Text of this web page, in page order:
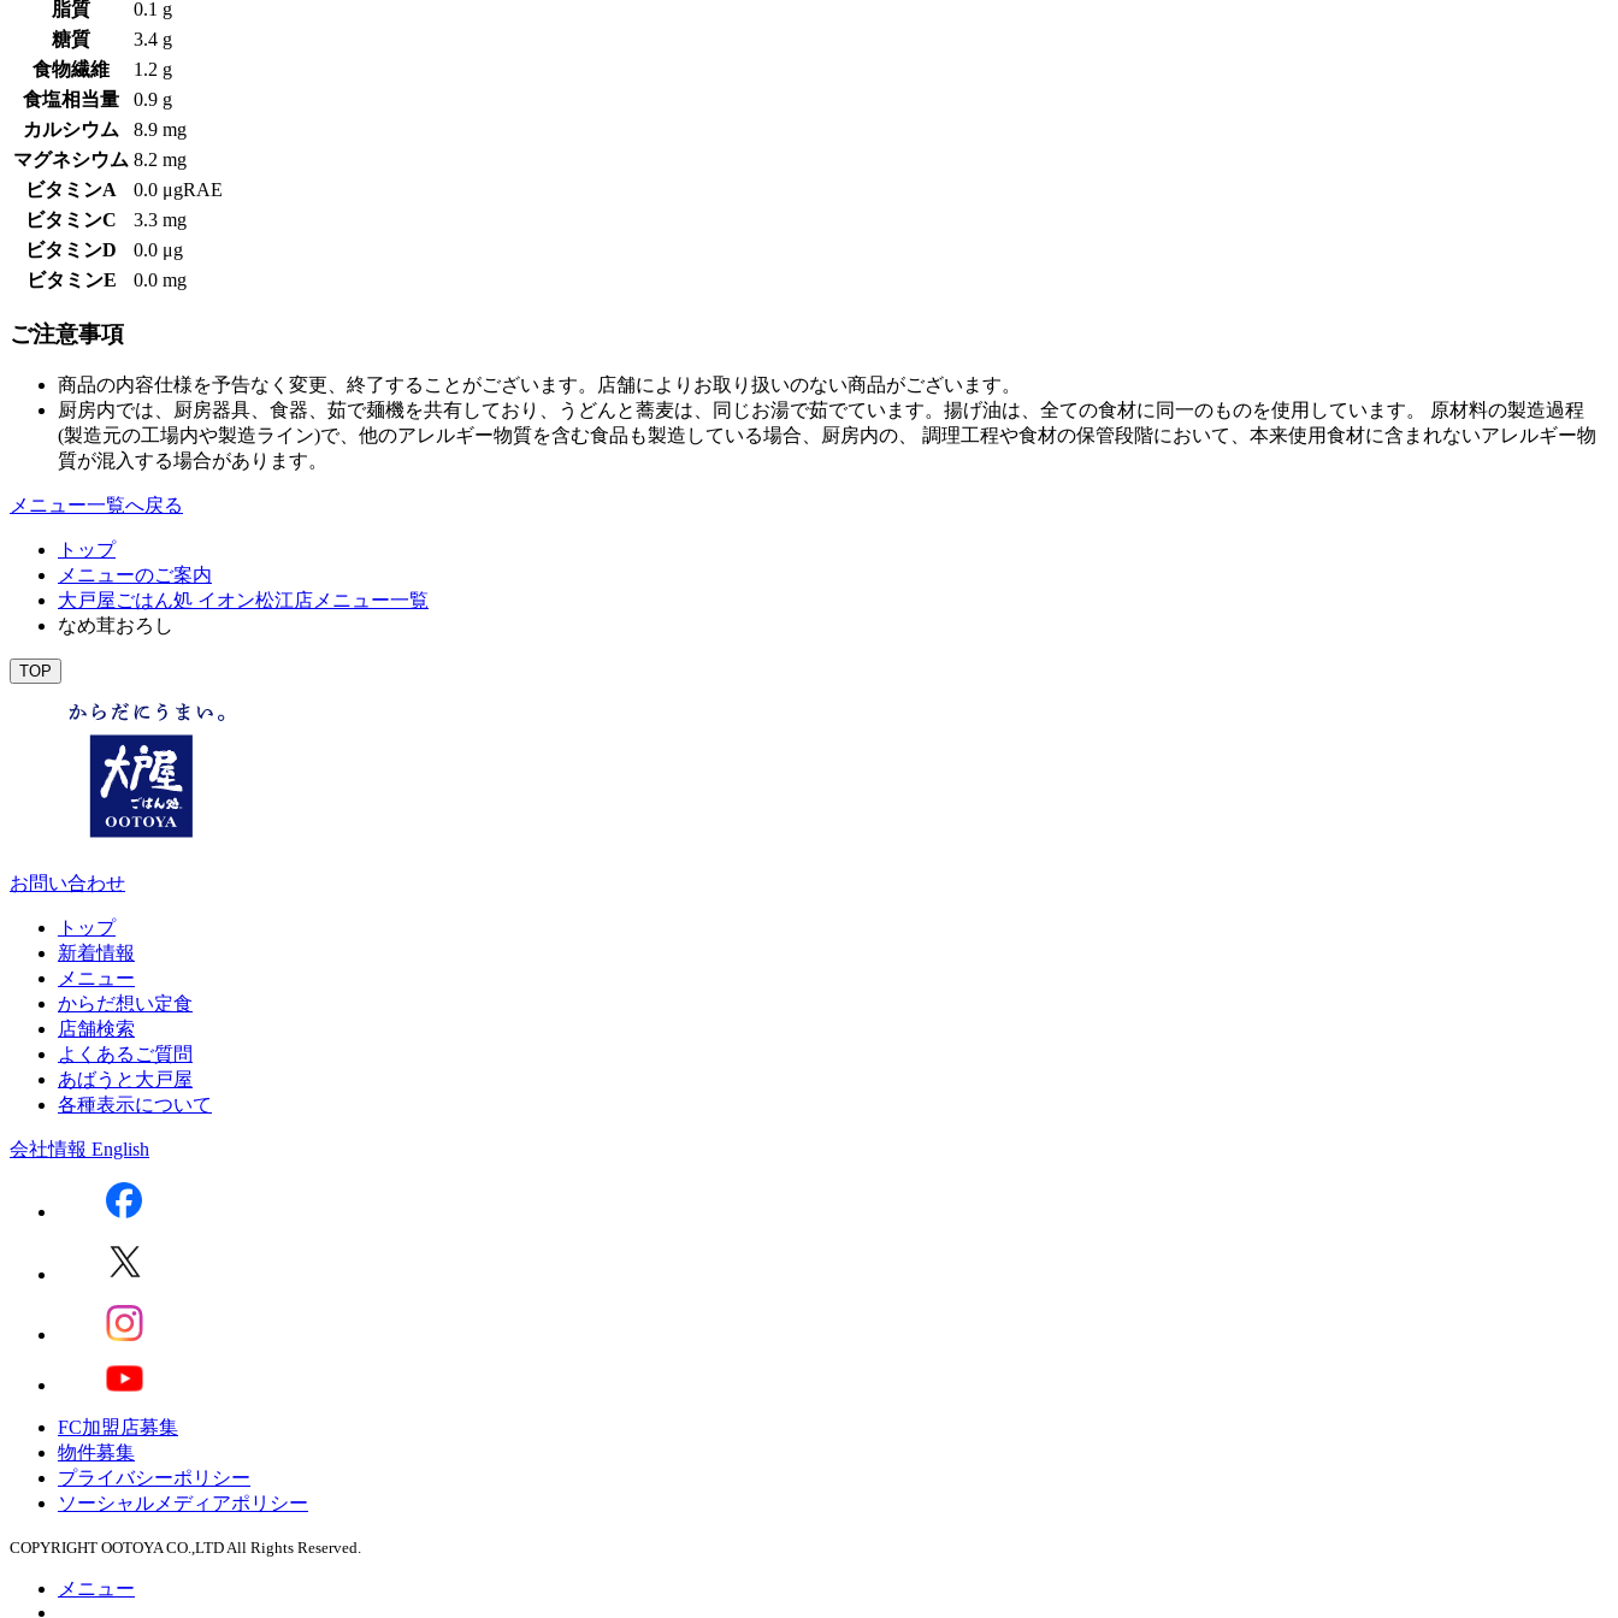
脂質
0.1 g
糖質
3.4 g
食物繊維
1.2 g
食塩相当量
0.9 g
カルシウム
8.9 mg
マグネシウム 8.2 mg
ビタミンA
0.0 μgRAE
ビタミンC
3.3 mg
ビタミンD
0.0 μg
ビタミンE
0.0 mg
ご注意事項
商品の内容仕様を予告なく変更、終了することがございます。店舗によりお取り扱いのない商品がございます。
厨房内では、厨房器具、食器、茹で麺機を共有しており、うどんと蕎麦は、同じお湯で茹でています。揚げ油は、全ての食材に同一のものを使用しています。 原材料の製造過程
(製造元の工場内や製造ライン)で、他のアレルギー物質を含む食品も製造している場合、厨房内の、 調理工程や食材の保管段階において、本来使用食材に含まれないアレルギー物
質が混入する場合があります。
メニュー一覧へ戻る
トップ
メニューのご案内
大戸屋ごはん処 イオン松江店メニュー一覧
なめ茸おろし
TOP
お問い合わせ
トップ
新着情報
メニュー
からだ想い定食
店舗検索
よくあるご質問
あばうと大戸屋
各種表示について
会社情報 English
FC加盟店募集
物件募集
プライバシーポリシー
ソーシャルメディアポリシー
COPYRIGHT OOTOYA CO.,LTD All Rights Reserved.
メニュー